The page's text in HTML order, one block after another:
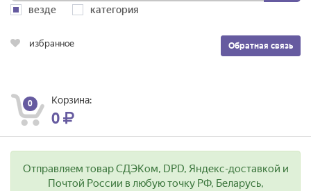
везде категория
Обратная связь
избранное
0 Корзина:
0
Отправляем товар СДЭКом, DPD, Яндекс-доставкой и
Почтой России в любую точку РФ, Беларусь,